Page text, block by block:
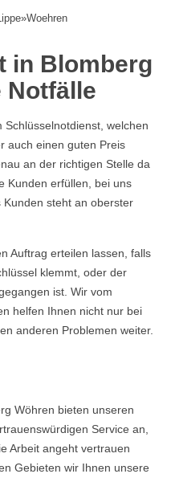
»Woehren
in Blomberg
Notfälle
welchen
auch einen guten Preis
an der richtigen Stelle da
Kunden erfüllen, bei uns
steht an oberster
Auftrag erteilen lassen, falls
klemmt, oder der
ist. Wir vom
helfen Ihnen nicht nur bei
anderen Problemen weiter.
Wöhren bieten unseren
Service an,
Arbeit angeht vertrauen
Gebieten wir Ihnen unsere